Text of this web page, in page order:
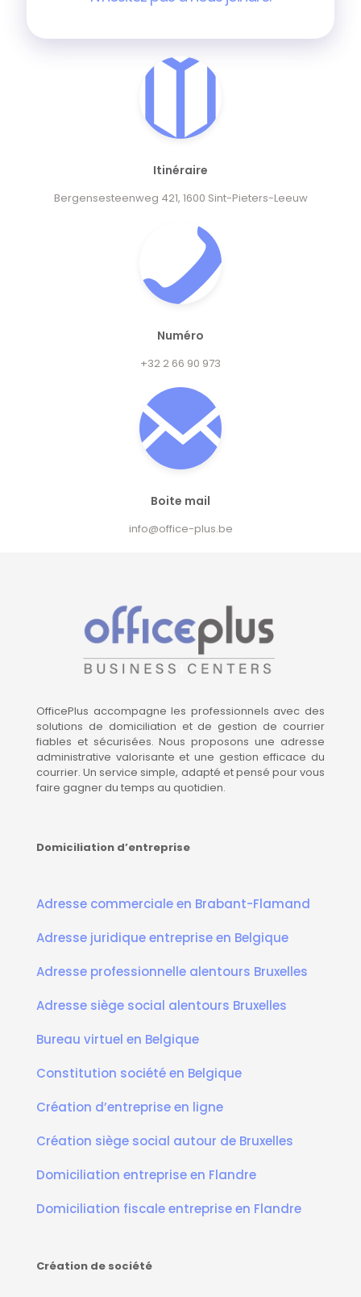
Itinéraire
Bergensesteenweg 421, 1600 Sint-Pieters-Leeuw
Numéro
+32 2 66 90 973
Boite mail
info@office-plus.be
OfficePlus accompagne les professionnels avec des
solutions de domiciliation et de gestion de courrier
fiables et sécurisées. Nous proposons une adresse
administrative valorisante et une gestion efficace du
courrier. Un service simple, adapté et pensé pour vous
faire gagner du temps au quotidien.
Domiciliation d’entreprise
Adresse commerciale en Brabant-Flamand
Adresse juridique entreprise en Belgique
Adresse professionnelle alentours Bruxelles
Adresse siège social alentours Bruxelles
Bureau virtuel en Belgique
Constitution société en Belgique
Création d’entreprise en ligne
Création siège social autour de Bruxelles
Domiciliation entreprise en Flandre
Domiciliation fiscale entreprise en Flandre
Création de société